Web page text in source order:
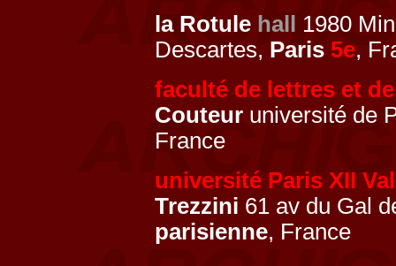
la Rotule hall
1980
Descartes, Paris 5e,
faculté de lettres et
Couteur université de
France
université Paris XII
Trezzini 61 av du Gal
parisienne, France